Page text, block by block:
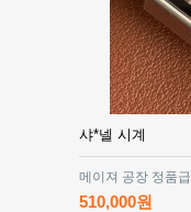
샤*넬 시계
메이져 공장 정품급
510,000원